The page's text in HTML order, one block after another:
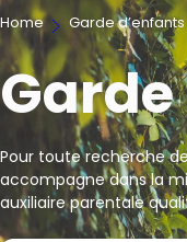
Home Garde
Pour toute recherche
accompagne dans la
auxiliaire parentale